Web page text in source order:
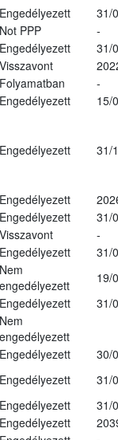
Engedélyezett
31/
Not PPP
-
Engedélyezett
31/
Visszavont
Folyamatban
-
Engedélyezett
15/
Engedélyezett 31/
Engedélyezett
Engedélyezett
31/
Visszavont
-
Engedélyezett
31/
Nem
engedélyezett
19/
Engedélyezett
31/
Nem
engedélyezett
Engedélyezett
30/
Engedélyezett
31/
Engedélyezett
31/
Engedélyezett